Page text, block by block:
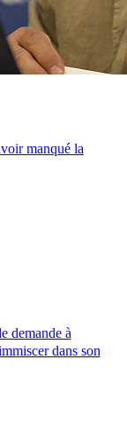
manqué la
demande à
dans son